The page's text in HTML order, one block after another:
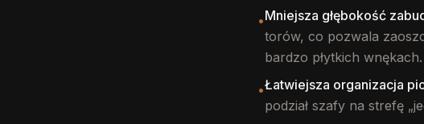
•Mniejsza głębokość
torów, co pozwala
bardzo płytkich wnękach.
•Łatwiejsza organizacja
podział szafy na strefę